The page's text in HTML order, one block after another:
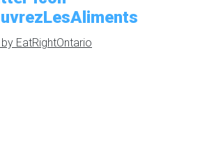
EatRightOntario